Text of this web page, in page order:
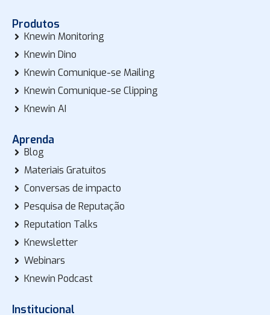
Produtos
Knewin Monitoring
Knewin Dino
Knewin Comunique-se Mailing
Knewin Comunique-se Clipping
Knewin AI
Aprenda
Blog
Materiais Gratuitos
Conversas de impacto
Pesquisa de Reputação
Reputation Talks
Knewsletter
Webinars
Knewin Podcast
Institucional